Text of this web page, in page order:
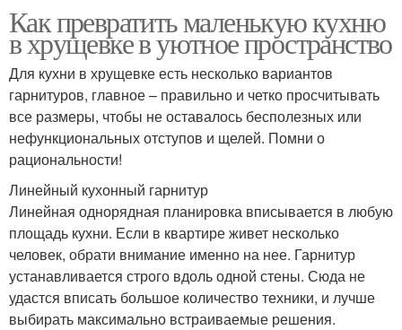
Как превратить маленькую кухню
в хрущевке в уютное пространство
Для кухни в хрущевке есть несколько вариантов
гарнитуров, главное – правильно и четко просчитывать
все размеры, чтобы не оставалось бесполезных или
нефункциональных отступов и щелей. Помни о
рациональности!
Линейный кухонный гарнитур
Линейная однорядная планировка вписывается в любую
площадь кухни. Если в квартире живет несколько
человек, обрати внимание именно на нее. Гарнитур
устанавливается строго вдоль одной стены. Сюда не
удастся вписать большое количество техники, и лучше
выбирать максимально встраиваемые решения.